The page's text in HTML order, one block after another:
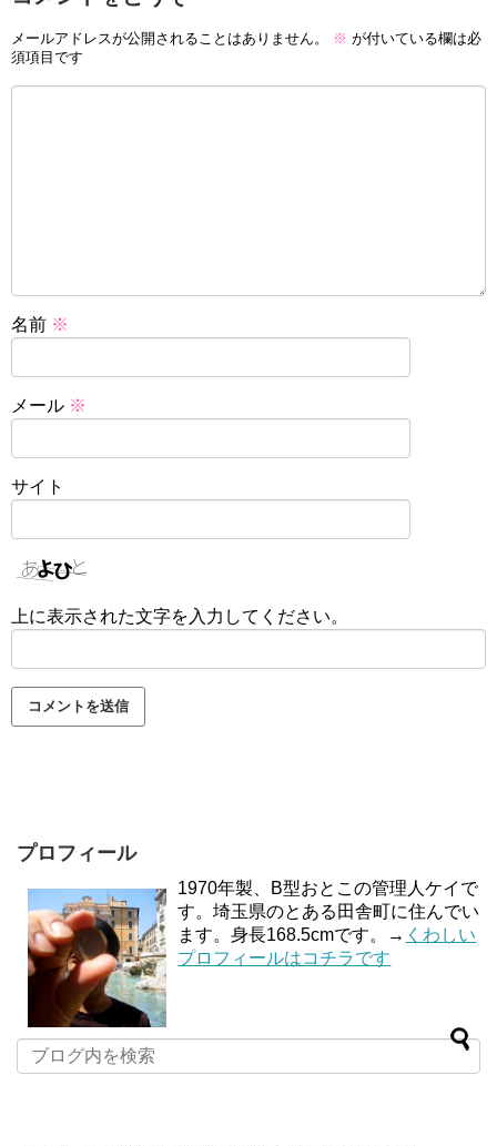
メールアドレスが公開されることはありません。 ※ が付いている欄は必
須項目です
名前 ※
メール ※
サイト
上に表示された文字を入力してください。
プロフィール
1970年製、B型おとこの管理人ケイで
す。埼玉県のとある田舎町に住んでい
ます。身長168.5cmです。→ くわしい
プロフィールはコチラです